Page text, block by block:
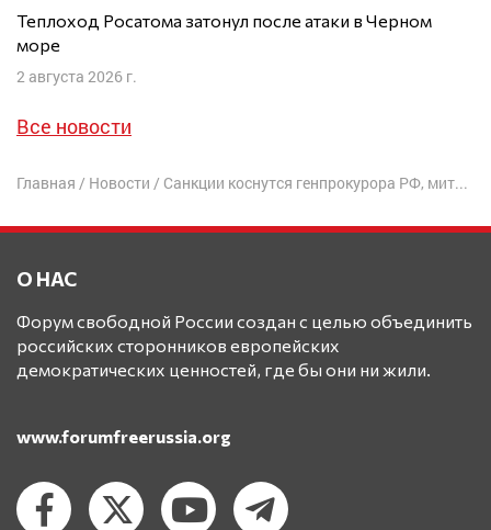
Теплоход Росатома затонул после атаки в Черном
море
2 августа 2026 г.
Все новости
Главная / Новости / Санкции коснутся генпрокурора РФ, митрополита Тихона и др. – 80 новых лиц
О НАС
Форум свободной России создан с целью объединить
российских сторонников европейских
демократических ценностей, где бы они ни жили.
www.forumfreerussia.org